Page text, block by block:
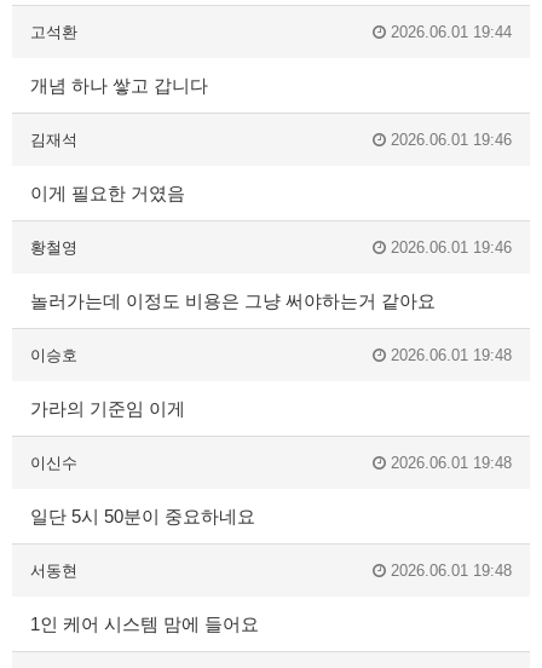
고석환 2026.06.01 19:44
개념 하나 쌓고 갑니다
김재석 2026.06.01 19:46
이게 필요한 거였음
황철영 2026.06.01 19:46
놀러가는데 이정도 비용은 그냥 써야하는거 같아요
이승호 2026.06.01 19:48
가라의 기준임 이게
이신수 2026.06.01 19:48
일단 5시 50분이 중요하네요
서동현 2026.06.01 19:48
1인 케어 시스템 맘에 들어요